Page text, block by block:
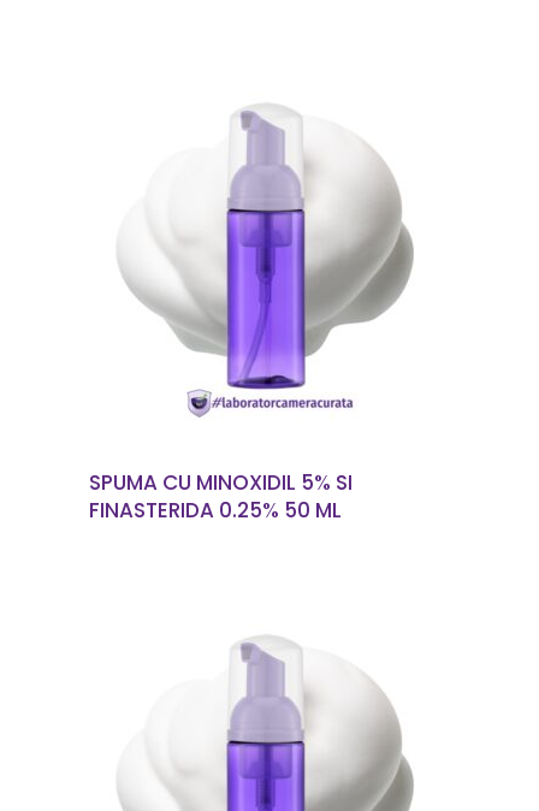
CITEȘTE MAI MULT
SPUMA CU MINOXIDIL 5% SI
FINASTERIDA 0.25% 50 ML
CITEȘTE MAI MULT